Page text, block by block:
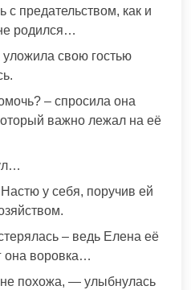
с предательством, как и
родился…
свою гостью
– спросила она
важно лежал на её
у себя, поручив ей
– ведь Елена её
она воровка…
похожа, — улыбнулась